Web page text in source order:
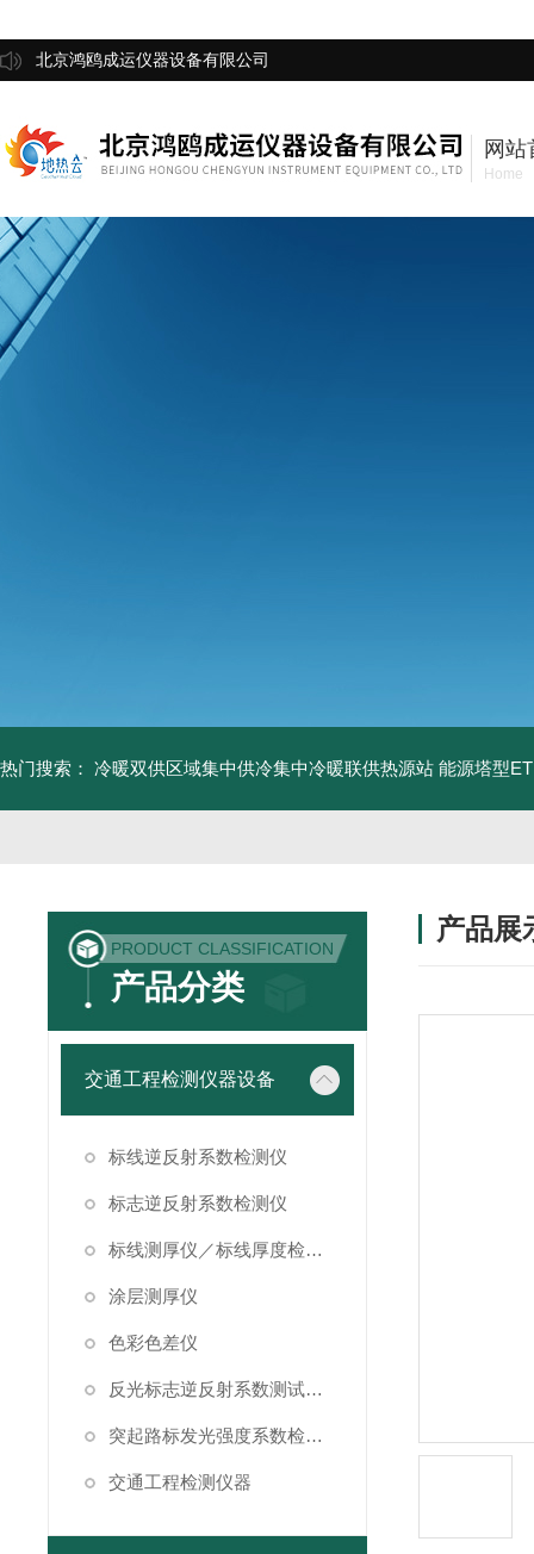
北京鸿鸥成运仪器设备有限公司
网站
Home
热门搜索： 冷暖双供区域集中供冷集中冷暖联供热源站 能源塔型
PRODUCT CLASSIFICATION
产品分类
交通工程检测仪器设备
标线逆反射系数检测仪
标志逆反射系数检测仪
标线测厚仪／标线厚度检测仪
涂层测厚仪
色彩色差仪
反光标志逆反射系数测试仪/反光标线逆反射系数测试仪
突起路标发光强度系数检测仪
交通工程检测仪器
产品展